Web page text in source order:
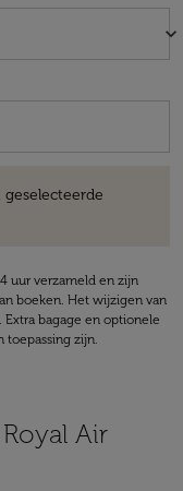
keyboard_arrow_down
uur verzameld en zijn
boeken. Het wijzigen van
bagage en optionele
toepassing zijn.
Air